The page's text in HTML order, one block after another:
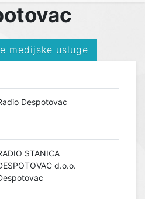
medijske usluge
Despotovac
STANICA
d.o.o.